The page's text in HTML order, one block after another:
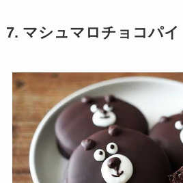
7. マシュマロチョコパイ